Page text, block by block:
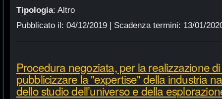
Tipologia: Altro
Pubblicato il: 04/12/2019| Scadenza termini: 13/01/
Procedura negoziata, per la realizzazione
pubblicizzare la "expertise" della industria
dello studio dell’universo e della